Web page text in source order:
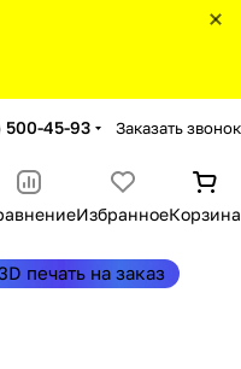
500-45-93 Заказать звонок
ИзбранноеКорзина
печать на заказ